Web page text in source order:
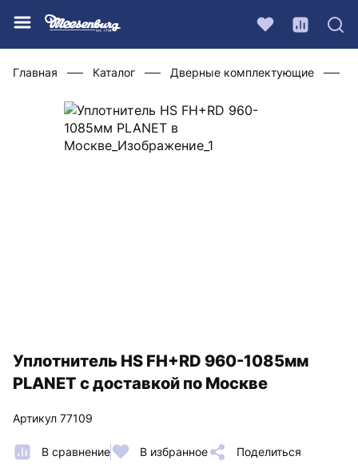
Главная Каталог Дверные комплектующие
Уплотнитель HS FH+RD 960-1085мм
PLANET с доставкой по Москве
Артикул 77109
В сравнение В избранное Поделиться